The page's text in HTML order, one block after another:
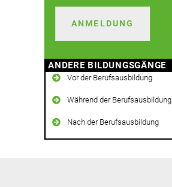
ANMELDUNG
ANDERE BILDUNGSGÄNGE
Vor der Berufsausbildung
Während der Berufsausbildung
Nach der Berufsausbildung